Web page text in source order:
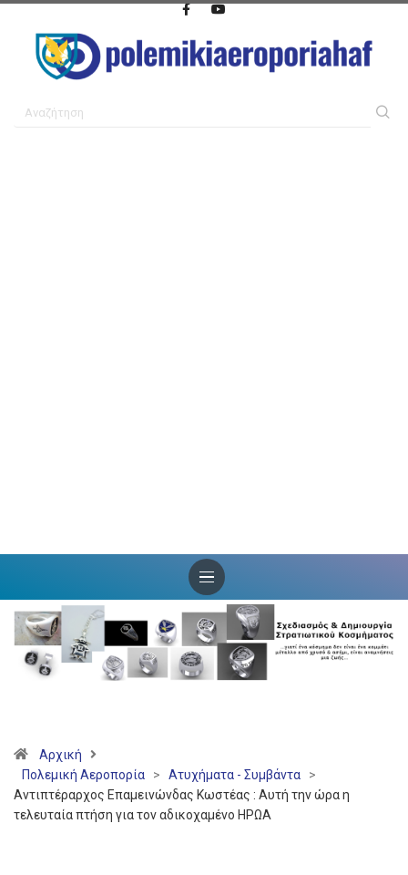
Αρχική
Πολεμική Αεροπορία
> Ατυχήματα - Συμβάντα
>
Αντιπτέραρχος Επαμεινώνδας Κωστέας : Αυτή την ώρα η
τελευταία πτήση για τον αδικοχαμένο ΗΡΩΑ